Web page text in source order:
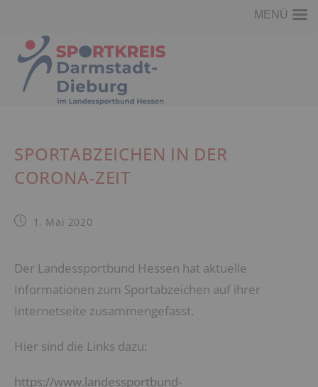
Inhalt
springen
SPORTABZEICHEN IN DER
CORONA-ZEIT
Beitrag1. Mai 2020
Der Landessportbund Hessen hat aktuelle
Informationen zum Sportabzeichen auf ihrer
Internetseite zusammengefasst.
Hier sind die Links dazu:
https://www.landessportbund-
MENÜ